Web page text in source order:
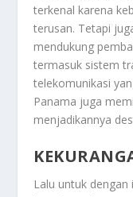
terkenal karena
terusan. Tetapi
mendukung
termasuk sistem
telekomunikasi
Panama juga
menjadikannya
Lalu untuk